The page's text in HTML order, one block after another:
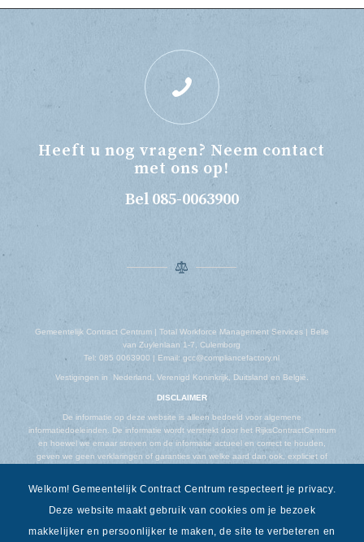
Heeft u nog vragen? Neem contact
met ons op!
Bel 085-0063900
Gemeentelijk Contract Centrum | Total Workforce Management Services | Belle
van Zuylenlaan 1-7, Culemborg
Tel: 085 0063900 | Email: gcc@compliancefactory.nl
Vestigingen in Nederland, Verenigd Koninkrijk, Duitsland en België.
DISCLAIMER
De informatie op deze website is alleen bedoeld voor algemene
informatiedoeleinden. De informatie wordt verstrekt door het RijksContractCentrum
en hoewel we ernaar streven om de informatie actueel en correct te houden,
geven we geen verklaringen of garanties van welke aard dan ook, expliciet of
diensten of gerelateerde afbeeldingen op de website voor welk doel dan ook.
Welkom! Gemeentelijk Contract Centrum respecteert je privacy.
Deze website maakt gebruik van cookies om je bezoek
makkelijker en persoonlijker te maken, de site te verbeteren en